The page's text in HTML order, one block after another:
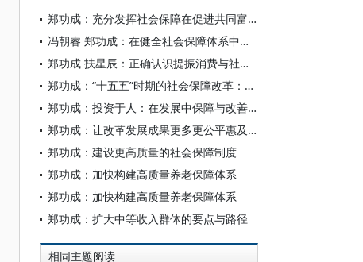
郑功成：充分发挥社会保障在促进共同富裕中的重要作用
冯朝睿 郑功成：在健全社会保障体系中提振居民消费
郑功成 扶星辰：正确认识提振消费与社会保障的逻辑关系
郑功成：“十五五”时期的社会保障改革：问题清单与制度优化
郑功成：投资于人：在发展中保障与改善民生——“十五五”时期社会保障与基本公共服务均等化发展的着力点
郑功成：让改革发展成果更多更公平惠及全体人民
郑功成：建设更高质量的社会保障制度
郑功成：加快构建高质量养老保障体系
郑功成：加快构建高质量养老保障体系
郑功成：扩大中等收入群体的要点与路径
相同主题阅读